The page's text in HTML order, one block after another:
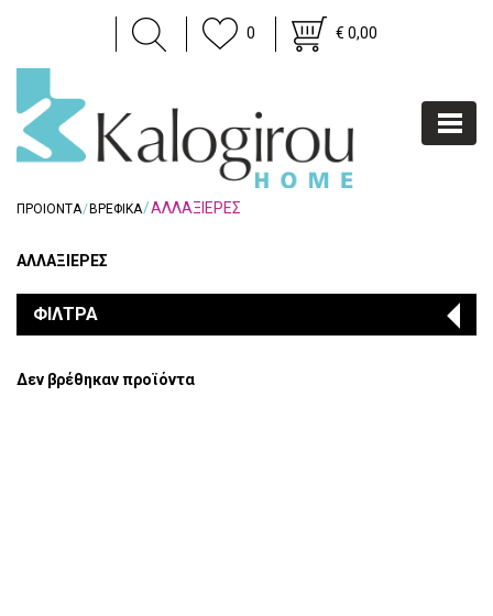
0 € 0,00
ΠΡΟΙΟΝΤΑ ΒΡΕΦΙΚΑ ΑΛΛΑΞΙΕΡΕΣ
ΑΛΛΑΞΙΕΡΕΣ
ΦΙΛΤΡΑ
Δεν βρέθηκαν προϊόντα